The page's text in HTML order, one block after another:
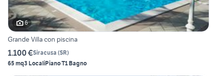
6
Grande Villa con piscina
1.100 €Siracusa (SR)
65 mq3 LocaliPiano T1 Bagno